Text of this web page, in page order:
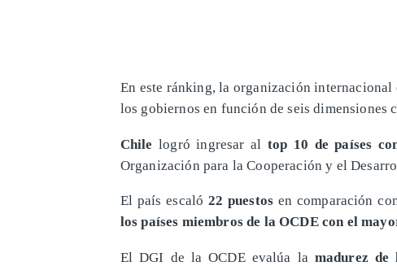
En este ránking, la organización
los gobiernos en función de seis dimensiones
Chile logró ingresar al top 10 de países
Organización para la Cooperación y el
El país escaló 22 puestos en comparación
los países miembros de la OCDE con el
El DGI de la OCDE evalúa la madurez